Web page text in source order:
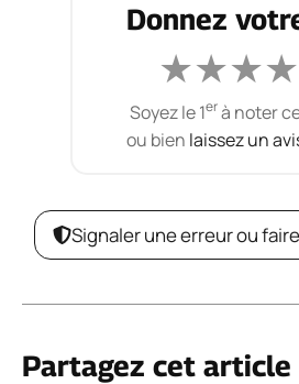
Donnez
★★★★
Soyez le 1erà noter
ou bien laissez un
Signaler une erreur ou
Partagez cet